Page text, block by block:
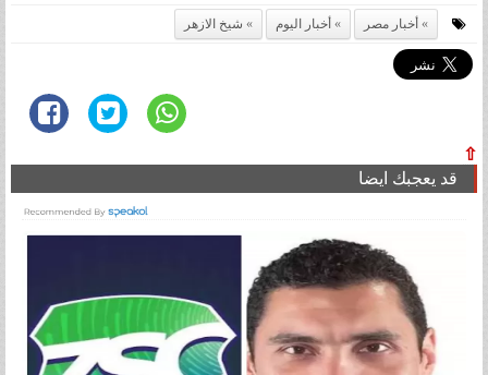
أخبار مصر أخبار اليوم شيخ الازهر
⇧
قد يعجبك ايضا